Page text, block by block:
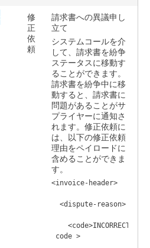
修
正
依
頼
請求書への異議申し
立て
システムコールを介
して、請求書を紛争
ステータスに移動す
ることができます。
請求書を紛争中に移
動すると、請求書に
問題があることがサ
プライヤーに通知さ
れます。修正依頼に
は、以下の修正依頼
理由をペイロードに
含めることができま
す。
<invoice-header>
  <dispute-reason>
<code>INCORRECT -
code >